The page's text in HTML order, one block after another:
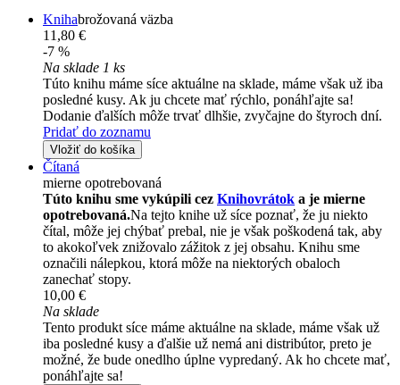
Knihabrožovaná väzba
11,80 €
-7 %
Na sklade 1 ks
Túto knihu máme síce aktuálne na sklade, máme však už iba
posledné kusy. Ak ju chcete mať rýchlo, ponáhľajte sa!
Dodanie ďalších môže trvať dlhšie, zvyčajne do štyroch dní.
Pridať do zoznamu
Vložiť do košíka
Čítaná
mierne opotrebovaná
Túto knihu sme vykúpili cez Knihovrátok a je mierne
opotrebovaná.Na tejto knihe už síce poznať, že ju niekto
čítal, môže jej chýbať prebal, nie je však poškodená tak, aby
to akokoľvek znižovalo zážitok z jej obsahu. Knihu sme
označili nálepkou, ktorá môže na niektorých obaloch
zanechať stopy.
10,00 €
Na sklade
Tento produkt síce máme aktuálne na sklade, máme však už
iba posledné kusy a ďalšie už nemá ani distribútor, preto je
možné, že bude onedlho úplne vypredaný. Ak ho chcete mať,
ponáhľajte sa!